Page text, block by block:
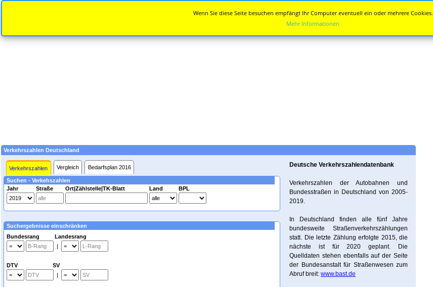
Verkehrszahlen Deutschland
Verkehrszahlen Vergleich Bedarfsplan 2016
Suchen - Verkehszahlen
Jahr
Straße Ort|Zählstelle|TK-Blatt Land BPL
Suchergebnisse einschränken
Bundesrang Landesrang
|
DTV SV
|
Deutsche Verkehrszahlendatenbank
Verkehrszahlen der Autobahnen und
Bundesstraßen in Deutschland von 2005-
2019.
In Deutschland finden alle fünf Jahre
bundesweite Straßenverkehrszählungen
statt. Die letzte Zählung erfolgte 2015, die
nächste ist für 2020 geplant. Die
Quelldaten stehen ebenfalls auf der Seite
der Bundesanstalt für Straßenwesen zum
Abruf breit: www.bast.de
Wenn Sie diese Seite besuchen empfängt Ihr Computer eventuell ein oder mehrere Cookies.
Mehr Informationen